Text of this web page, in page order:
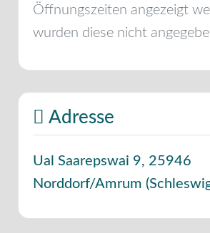
Öffnungszeiten angezeigt
wurden diese nicht
Adresse
Ual Saarepswai 9, 25946
Norddorf/Amrum (